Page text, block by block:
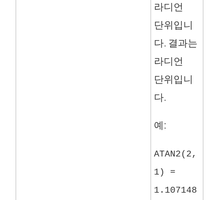
라디언
단위입니
다. 결과는
라디언
단위입니
다.
예:
ATAN2(2,
1) =
1.107148